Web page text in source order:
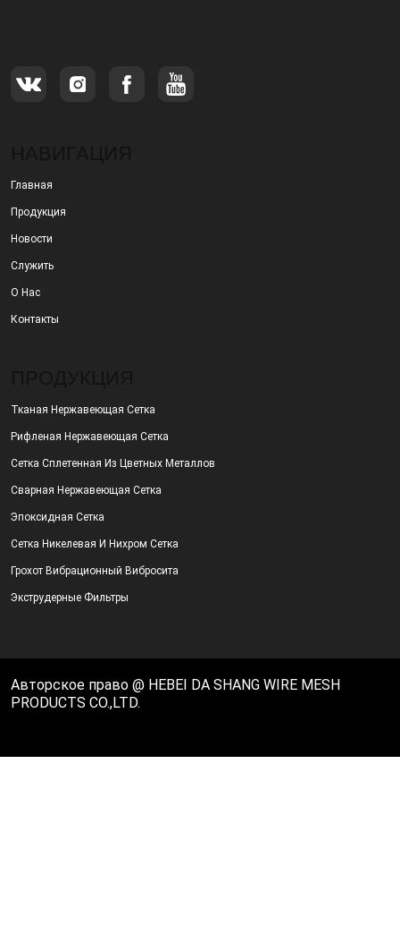
Главная
Продукция
Новости
Служить
О Нас
Контакты
Тканая Нержавеющая Сетка
Рифленая Нержавеющая Сетка
Сетка Сплетенная Из Цветных Металлов
Сварная Нержавеющая Сетка
Эпоксидная Сетка
Сетка Никелевая И Нихром Сетка
Грохот Вибрационный Вибросита
Экструдерные Фильтры
Авторское право @ HEBEI DA SHANG WIRE MESH
PRODUCTS CO.,LTD.